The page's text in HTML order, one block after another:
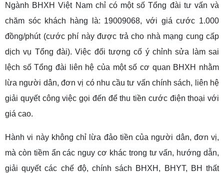
Ngành BHXH Việt Nam chỉ có một số Tổng đài tư vấn và
chăm sóc khách hàng là: 19009068, với giá cước 1.000
đồng/phút (cước phí này được trả cho nhà mạng cung cấp
dịch vụ Tổng đài). Việc đối tượng cố ý chỉnh sửa làm sai
lệch số Tổng đài liên hệ của một số cơ quan BHXH nhằm
lừa người dân, đơn vị có nhu cầu tư vấn chính sách, liên hệ
giải quyết công việc gọi đến để thu tiền cước điện thoại với
giá cao.
Hành vi này không chỉ lừa đảo tiền của người dân, đơn vị,
mà còn tiềm ẩn các nguy cơ khác trong tư vấn, hướng dẫn,
giải quyết các chế độ, chính sách BHXH, BHYT, BH thất